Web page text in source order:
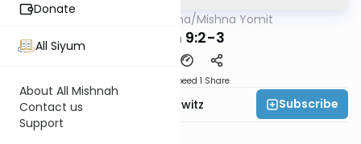
Donate
All Siyum
About All Mishnah
Contact us
Support
AllMishna/Mishna Yomit
Sotah 9:2-3
Speed 1 Share
Rabbi Jack Abramowitz
Subscribe
משנה ב